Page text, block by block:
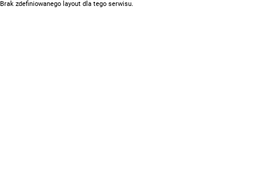
Brak zdefiniowanego layout dla tego serwisu.